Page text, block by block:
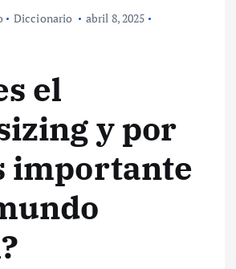
Diccionario
abril 8, 2025
el
y por
importante